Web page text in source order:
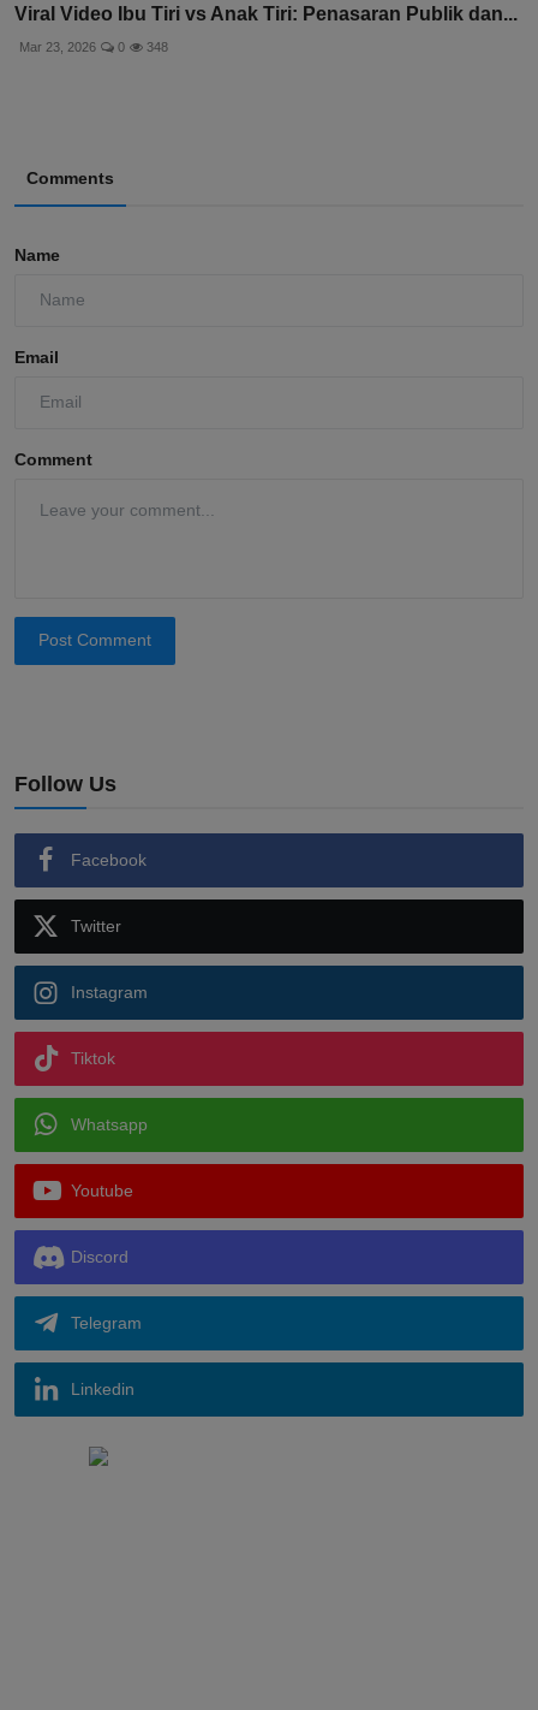
Viral Video Ibu Tiri vs Anak Tiri: Penasaran Publik dan...
Mar 23, 2026 0 348
Comments
Name
Email
Comment
Post Comment
Follow Us
Facebook
Twitter
Instagram
Tiktok
Whatsapp
Youtube
Discord
Telegram
Linkedin